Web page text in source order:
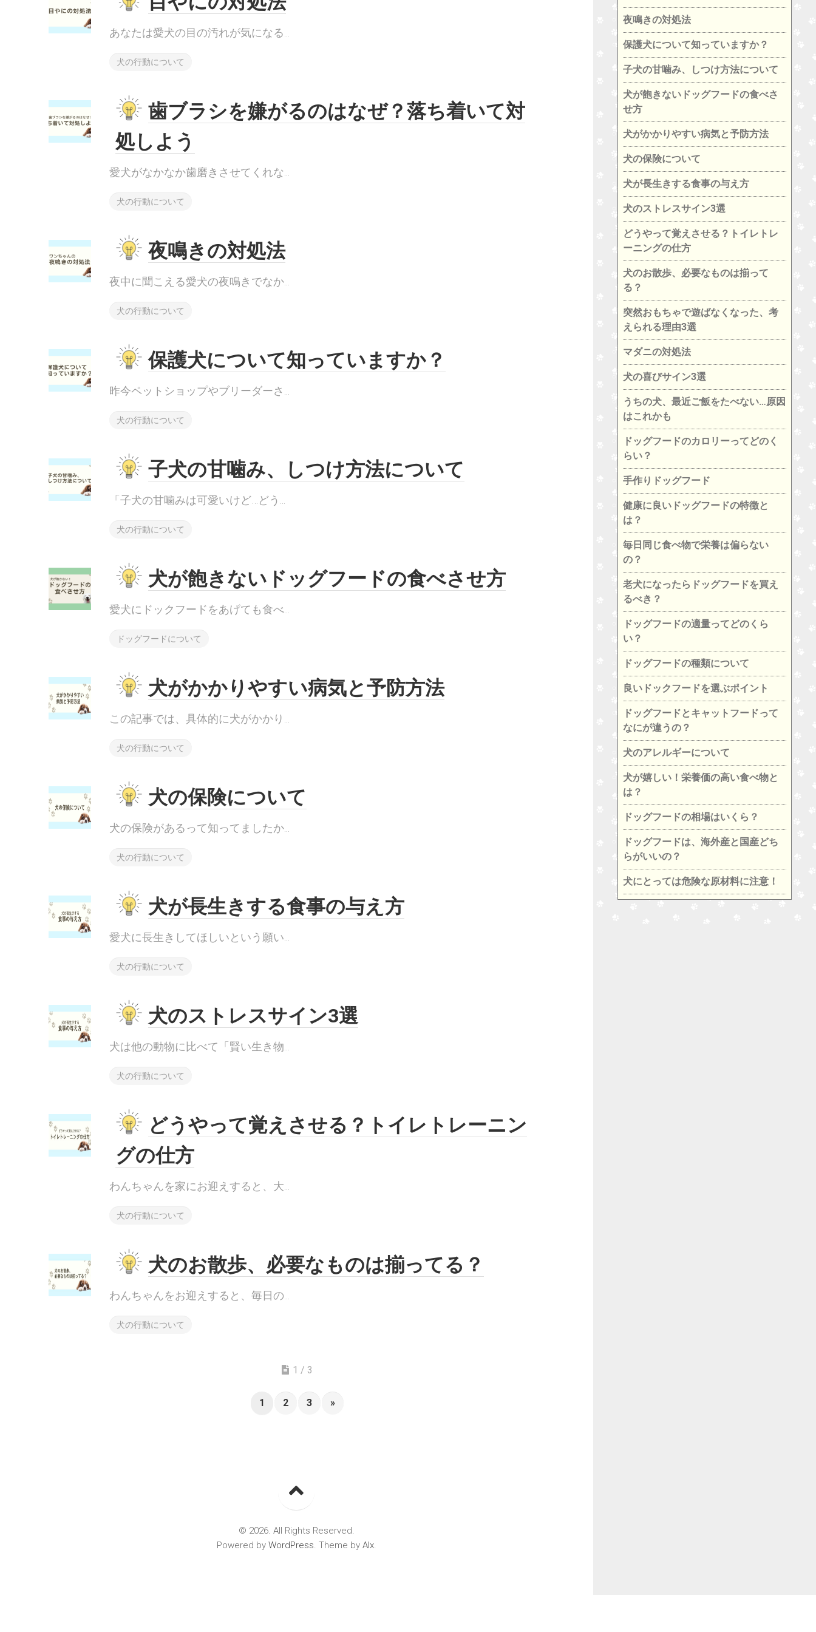
夜鳴きの対処法
保護犬について知っていますか？
子犬の甘噛み、しつけ方法について
犬が飽きないドッグフードの食べさ
せ方
犬がかかりやすい病気と予防方法
犬の保険について
犬が長生きする食事の与え方
犬のストレスサイン3選
どうやって覚えさせる？トイレトレ
ーニングの仕方
犬のお散歩、必要なものは揃って
る？
突然おもちゃで遊ばなくなった、考
えられる理由3選
マダニの対処法
犬の喜びサイン3選
うちの犬、最近ご飯をたべない…原因
はこれかも
ドッグフードのカロリーってどのく
らい？
手作りドッグフード
健康に良いドッグフードの特徴と
は？
毎日同じ食べ物で栄養は偏らない
の？
老犬になったらドッグフードを買え
るべき？
ドッグフードの適量ってどのくら
い？
ドッグフードの種類について
良いドックフードを選ぶポイント
ドッグフードとキャットフードって
なにが違うの？
犬のアレルギーについて
犬が嬉しい！栄養価の高い食べ物と
は？
ドッグフードの相場はいくら？
ドッグフードは、海外産と国産どち
らがいいの？
犬にとっては危険な原材料に注意！
あなたは愛犬の目の汚れが気になる...
犬の行動について
歯ブラシを嫌がるのはなぜ？落ち着いて対
処しよう
愛犬がなかなか歯磨きさせてくれな...
犬の行動について
夜鳴きの対処法
夜中に聞こえる愛犬の夜鳴きでなか...
犬の行動について
保護犬について知っていますか？
昨今ペットショップやブリーダーさ...
犬の行動について
子犬の甘噛み、しつけ方法について
「子犬の甘噛みは可愛いけど…どう...
犬の行動について
犬が飽きないドッグフードの食べさせ方
愛犬にドックフードをあげても食べ...
ドッグフードについて
犬がかかりやすい病気と予防方法
この記事では、具体的に犬がかかり...
犬の行動について
犬の保険について
犬の保険があるって知ってましたか...
犬の行動について
犬が長生きする食事の与え方
愛犬に長生きしてほしいという願い...
犬の行動について
犬のストレスサイン3選
犬は他の動物に比べて「賢い生き物...
犬の行動について
どうやって覚えさせる？トイレトレーニン
グの仕方
わんちゃんを家にお迎えすると、大...
犬の行動について
犬のお散歩、必要なものは揃ってる？
わんちゃんをお迎えすると、毎日の...
犬の行動について
1 / 3
1 2 3 »
© 2026. All Rights Reserved.
Powered by WordPress. Theme by Alx.